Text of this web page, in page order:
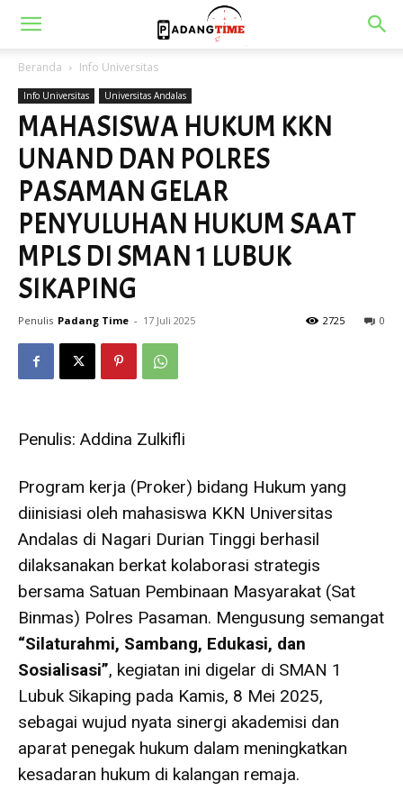
Beranda Info Universitas
Info Universitas Universitas Andalas
MAHASISWA HUKUM KKN
UNAND DAN POLRES
PASAMAN GELAR
PENYULUHAN HUKUM SAAT
MPLS DI SMAN 1 LUBUK
SIKAPING
Penulis Padang Time - 17 Juli 2025 0
2725
Penulis: Addina Zulkifli
Program kerja (Proker) bidang Hukum yang
diinisiasi oleh mahasiswa KKN Universitas
Andalas di Nagari Durian Tinggi berhasil
dilaksanakan berkat kolaborasi strategis
bersama Satuan Pembinaan Masyarakat (Sat
Binmas) Polres Pasaman. Mengusung semangat
“Silaturahmi, Sambang, Edukasi, dan
Sosialisasi”, kegiatan ini digelar di SMAN 1
Lubuk Sikaping pada Kamis, 8 Mei 2025,
sebagai wujud nyata sinergi akademisi dan
aparat penegak hukum dalam meningkatkan
kesadaran hukum di kalangan remaja.